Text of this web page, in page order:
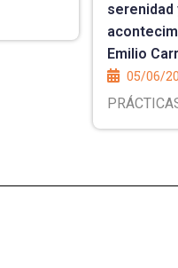
serenidad
Emilio
05/06/